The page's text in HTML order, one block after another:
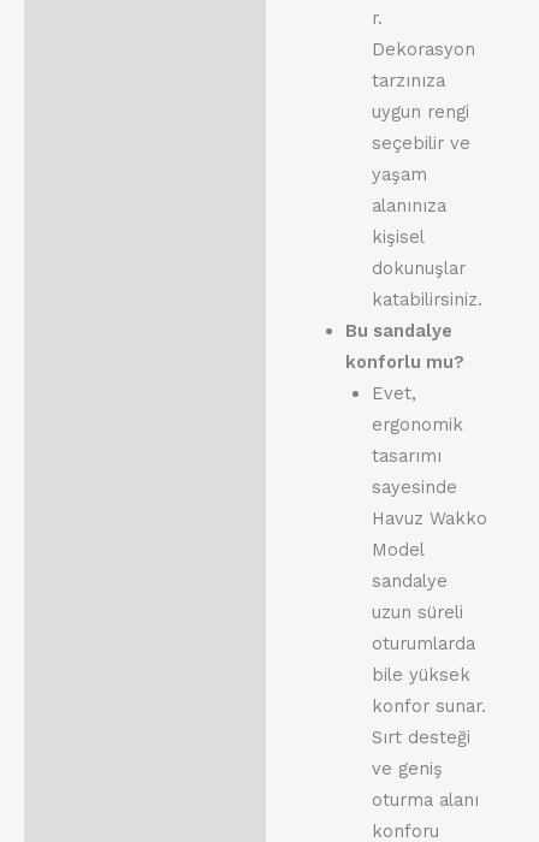
r.
Dekorasyon
tarzınıza
uygun rengi
seçebilir ve
yaşam
alanınıza
kişisel
dokunuşlar
katabilirsiniz.
Bu sandalye
konforlu mu?
Evet,
ergonomik
tasarımı
sayesinde
Havuz Wakko
Model
sandalye
uzun süreli
oturumlarda
bile yüksek
konfor sunar.
Sırt desteği
ve geniş
oturma alanı
konforu